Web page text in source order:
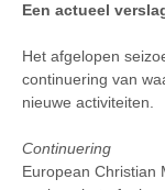
Een actueel
Het afgelopen
continuering van
nieuwe activiteiten.
Continuering
European Christian